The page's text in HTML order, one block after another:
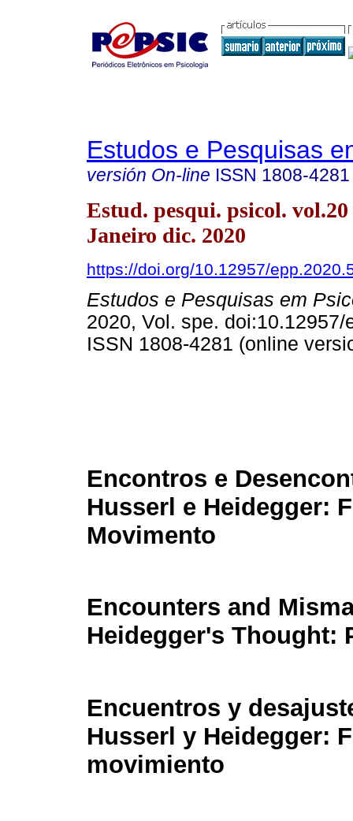
Estudos e Pesquisas
versión On-line ISSN 1808-4281
Estud. pesqui. psicol. vol.20
Janeiro dic. 2020
https://doi.org/10.12957/
Estudos e Pesquisas em
2020, Vol. spe. doi:10.12957/
ISSN 1808-4281 (online
Encontros e
Husserl e Heidegger:
Movimento
Encounters and
Heidegger's Thought:
Encuentros y
Husserl y Heidegger:
movimiento